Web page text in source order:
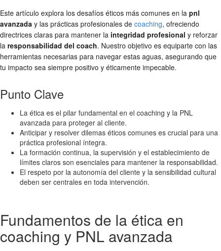
Este artículo explora los desafíos éticos más comunes en la pnl
avanzada y las prácticas profesionales de coaching, ofreciendo
directrices claras para mantener la integridad profesional y reforzar
la responsabilidad del coach. Nuestro objetivo es equiparte con las
herramientas necesarias para navegar estas aguas, asegurando que
tu impacto sea siempre positivo y éticamente impecable.
Punto Clave
La ética es el pilar fundamental en el coaching y la PNL
avanzada para proteger al cliente.
Anticipar y resolver dilemas éticos comunes es crucial para una
práctica profesional íntegra.
La formación continua, la supervisión y el establecimiento de
límites claros son esenciales para mantener la responsabilidad.
El respeto por la autonomía del cliente y la sensibilidad cultural
deben ser centrales en toda intervención.
Fundamentos de la ética en
coaching y PNL avanzada